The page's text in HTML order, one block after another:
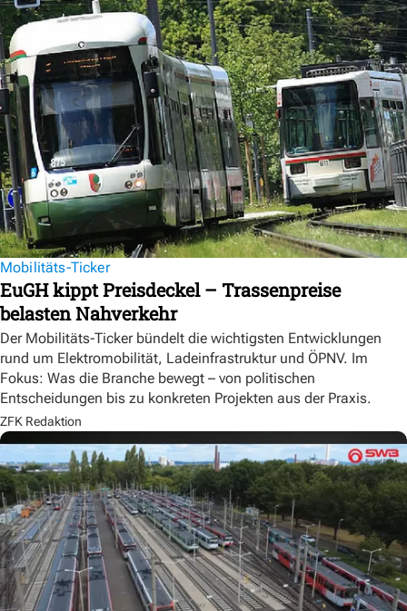
Mobilitäts-Ticker
EuGH kippt Preisdeckel – Trassenpreise
belasten Nahverkehr
Der Mobilitäts-Ticker bündelt die wichtigsten Entwicklungen
rund um Elektromobilität, Ladeinfrastruktur und ÖPNV. Im
Fokus: Was die Branche bewegt – von politischen
Entscheidungen bis zu konkreten Projekten aus der Praxis.
ZFK Redaktion